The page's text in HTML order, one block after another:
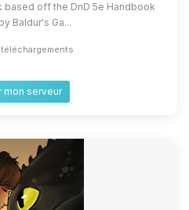
based off the DnD 5e Handbook
Baldur's Ga...
mon serveur